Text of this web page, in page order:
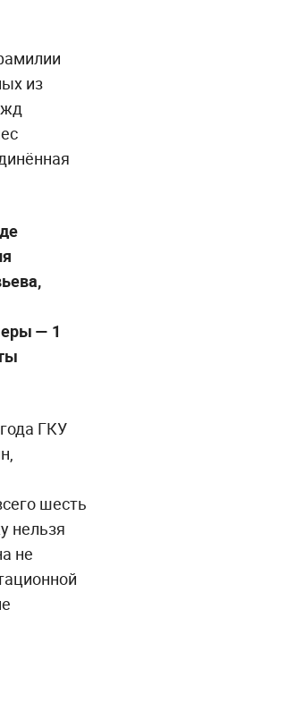
из
— 1
ГКУ
шесть
нельзя
не